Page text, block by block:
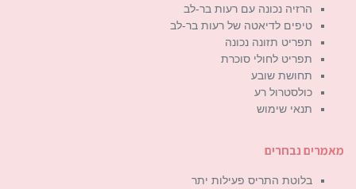
הרזיה נכונה עם רעות בר-לב
טיפים לדיאטה של רעות בר-לב
תפריט תזונה נכונה
תפריט לחולי סוכרת
תחושת שובע
כולסטרול רע
תנאי שימוש
מאמרים נבחרים
בלוטת התריס פעילות יתר